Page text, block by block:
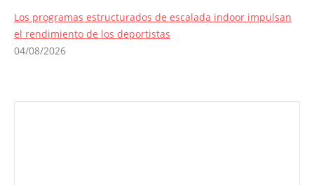
Los programas estructurados de escalada indoor impulsan
el rendimiento de los deportistas
04/08/2026